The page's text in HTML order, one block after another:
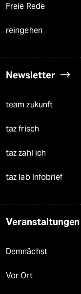
Freie Rede
reingehen
Newsletter
team zukunft
taz frisch
taz zahl ich
taz lab Infobrief
Veranstaltungen
Demnächst
Vor Ort